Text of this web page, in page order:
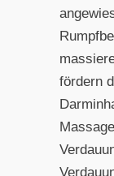
fördern